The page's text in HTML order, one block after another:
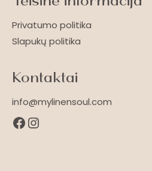
Privatumo politika
Slapukų politika
Kontaktai
info@mylinensoul.com
Facebook
Instagram